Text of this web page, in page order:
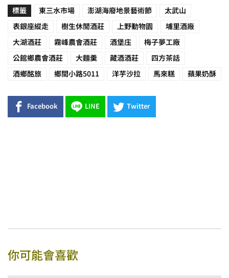
標籤 東三水市場 澎湖海廢地景藝術節 太武山
表銀座縱走 樹生休閒酒莊 上野動物園 埔里酒廠
大湖酒莊 霧峰農會酒莊 酒堡庒 梅子夢工廠
公館鄉農會酒莊 大麵羹 藏酒酒莊 四方茶話
酒鄉酩旅 鄉間小路5011 洋芋沙拉 馬來糕 蘋果奶酥
Facebook LINE Twitter
你可能會喜歡